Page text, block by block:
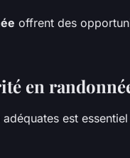
offrent des
en
adéquates est